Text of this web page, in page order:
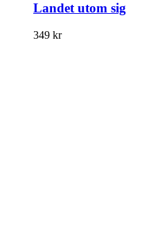
Landet utom sig
349 kr